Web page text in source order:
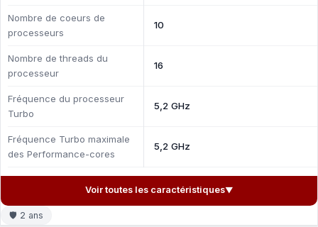
Nombre de coeurs de
processeurs
10
Nombre de threads du
processeur
16
Fréquence du processeur
Turbo
5,2 GHz
Fréquence Turbo maximale
des Performance-cores
5,2 GHz
Voir toutes les caractéristiques▼
🛡 2 ans